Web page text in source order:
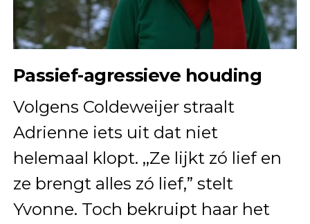
Passief-agressieve houding
Volgens Coldeweijer straalt
Adrienne iets uit dat niet
helemaal klopt. ,,Ze lijkt zó lief en
ze brengt alles zó lief,” stelt
Yvonne. Toch bekruipt haar het